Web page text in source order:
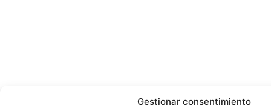
Gestionar consentimiento